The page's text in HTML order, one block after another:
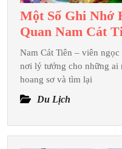
Một Số Ghi Nhớ
Quan Nam Cát
Nam Cát Tiên – viên
nơi lý tưởng cho những ai
hoang sơ và tìm lại
Du Lịch